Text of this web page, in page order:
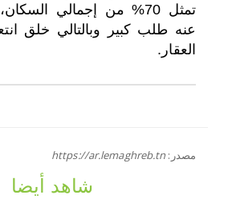
تمثل 70% من إجمالي
عنه طلب كبير وبالتالي خلق
العقار.
مصدر: https://ar.lemaghreb.tn
شاهد أيضا